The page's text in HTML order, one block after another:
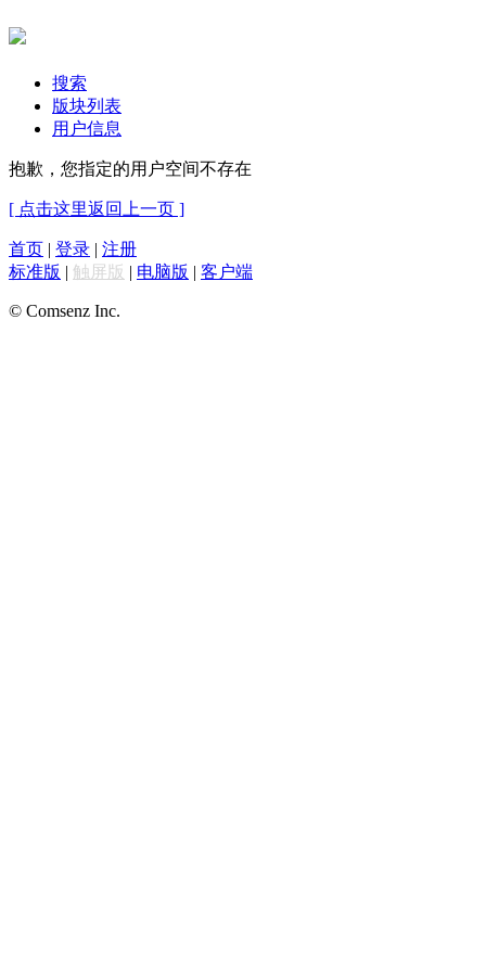
搜索
版块列表
用户信息
抱歉，您指定的用户空间不存在
[ 点击这里返回上一页 ]
首页 | 登录 | 注册
标准版 | 触屏版 | 电脑版 | 客户端
© Comsenz Inc.